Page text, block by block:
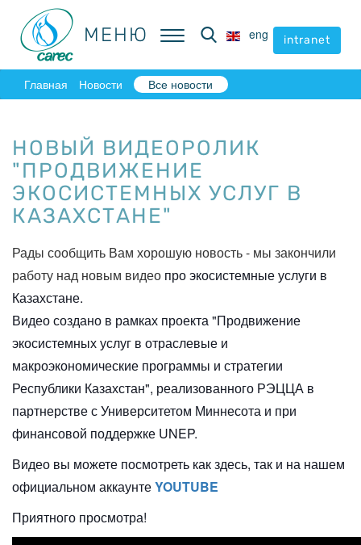
МЕНЮ eng intranet
МЕНЮ eng intranet
Главная Новости Все новости
НОВЫЙ ВИДЕОРОЛИК
"ПРОДВИЖЕНИЕ
ЭКОСИСТЕМНЫХ УСЛУГ В
КАЗАХСТАНЕ"
Рады сообщить Вам хорошую новость - мы закончили
работу над новым видео про экосистемные услуги в
Казахстане.
Видео создано в рамках проекта "Продвижение
экосистемных услуг в отраслевые и
макроэкономические программы и стратегии
Республики Казахстан", реализованного РЭЦЦА в
партнерстве с Университетом Миннесота и при
финансовой поддержке UNEP.
Видео вы можете посмотреть как здесь, так и на нашем
официальном аккаунтеYOUTUBE
Приятного просмотра!